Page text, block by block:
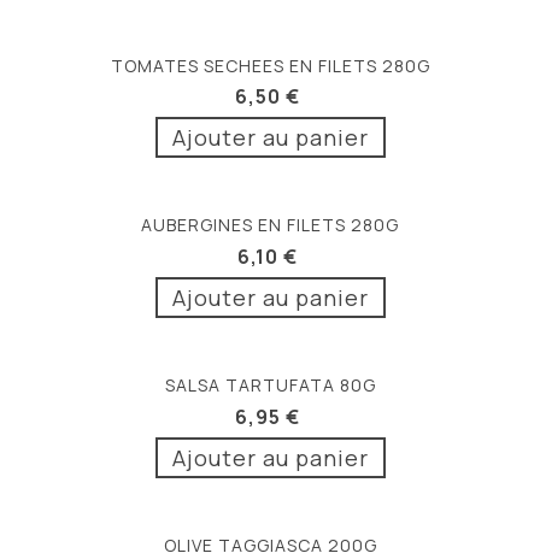
TOMATES SECHEES EN FILETS 280G
6,50 €
Ajouter au panier
AUBERGINES EN FILETS 280G
6,10 €
Ajouter au panier
SALSA TARTUFATA 80G
6,95 €
Ajouter au panier
OLIVE TAGGIASCA 200G